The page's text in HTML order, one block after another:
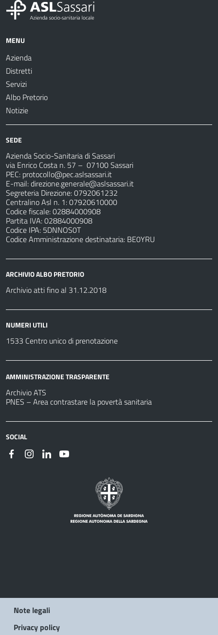
MENU
Azienda
Distretti
Servizi
Albo Pretorio
Notizie
SEDE
Azienda Socio-Sanitaria di Sassari
via Enrico Costa n. 57 – 07100 Sassari
PEC: protocollo@pec.aslsassari.it
E-mail:direzione.generale@aslsassari.it
Segreteria Direzione: 0792061232
Centralino Asl n. 1: 07920610000
Codice fiscale: 02884000908
Partita IVA: 02884000908
Codice IPA: 5DNNOS0T
Codice Amministrazione destinataria: BE0YRU
ARCHIVIO ALBO PRETORIO
Archivio atti fino al 31.12.2018
NUMERI UTILI
1533 Centro unico di prenotazione
AMMINISTRAZIONE TRASPARENTE
Archivio ATS
PNES – Area contrastare la povertà sanitaria
SOCIAL
Note legali
Privacy policy